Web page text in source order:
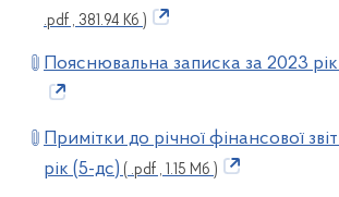
.pdf , 381.94 Кб )
Пояснювальна записка за 2023 рік
Примітки до річної фінансової
рік (5-дс) ( .pdf , 1.15 Мб )